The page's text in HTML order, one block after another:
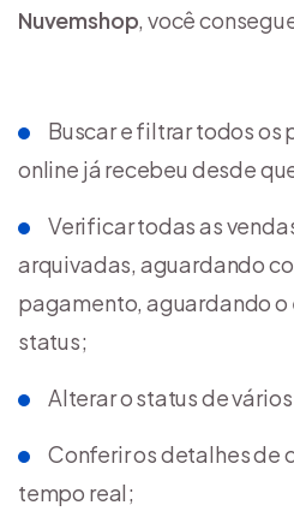
Nuvemshop, você
Buscar e filtrar todos os
online já recebeu desde
Verificar todas as
arquivadas, aguardando
pagamento, aguardando o
status;
Alterar o status de
Conferir os detalhes de
tempo real;